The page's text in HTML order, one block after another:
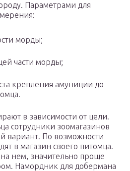
Параметрами для
морды;
части морды;
крепления амуниции до
в зависимости от цели.
сотрудники зоомагазинов
вариант. По возможности
в магазин своего питомца.
нем, значительно проще
Намордник для добермана